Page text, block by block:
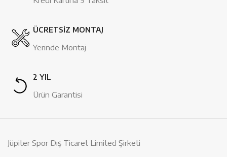
ÜCRETSİZ MONTAJ
Yerinde Montaj
2 YIL
Ürün Garantisi
Jüpiter Spor Dış Ticaret Limited Şirketi